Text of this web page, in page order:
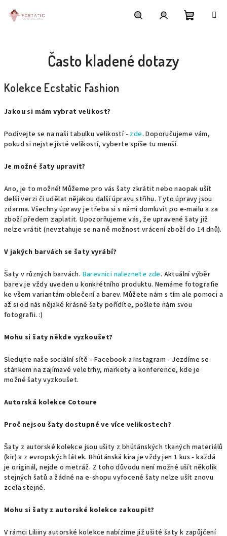
obsah
Často kladené dotazy
Kolekce Ecstatic Fashion
Jakou si mám vybrat velikost?
Podívejte se na naši tabulku velikostí - zde. Doporučujeme vám,
pokud si nejste jisté velikostí, vyberte spíše tu menší.
Je možné šaty upravit?
Ano, je to možné! Můžeme pro vás šaty zkrátit nebo naopak ušít
delší verzi či udělat nějakou další úpravu střihu. Tyto úpravy jsou
zdarma. Všechny úpravy je třeba si s námi domluvit po e-mailu a za
zboží předem zaplatit. Upozorňujeme vás, že upravené šaty již
nelze vrátit (nevztahuje se na ně možnost vrácení zboží do 14 dnů).
V jakých barvách se šaty vyrábí?
Šaty v různých barvách. Barevnici naleznete zde. Aktuální výběr
barev je vždy uveden u konkrétního produktu. Nemáme fotografie
ke všem variantám oblečení a barev. Můžete nám s tím ale pomoci a
až si od nás nějaké krásné šaty pořídíte, pošlete nám svou
fotografii. :)
Mohu si šaty někde vyzkoušet?
Sledujte naše sociální sítě - Facebook a Instagram - Jezdíme se
stánkem na zajímavé veletrhy, markety a konference, kde je
možné šaty vyzkoušet.
Autorská kolekce Cotoure
Proč nejsou šaty dostupné ve více velikostech?
Šaty z autorské kolekce jsou ušity z bhútánských tkaných materiálů
(kir) a z evropských látek. Bhútánská kira je vždy jen 1 kus - každá
je originál, nejde o metráž. Z toho důvodu není možné ušít několik
stejných šatů a žádné na e-shopu vyfocené šaty nelze ušít znovu
zcela stejné.
Mohu si šaty z autorské kolekce zakoupit?
V rámci Liliiny autorské kolekce nabízíme již ušité šaty k zapůjčení